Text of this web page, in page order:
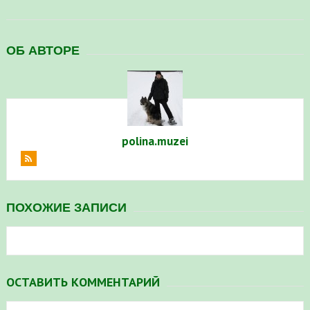
ОБ АВТОРЕ
polina.muzei
ПОХОЖИЕ ЗАПИСИ
ОСТАВИТЬ КОММЕНТАРИЙ